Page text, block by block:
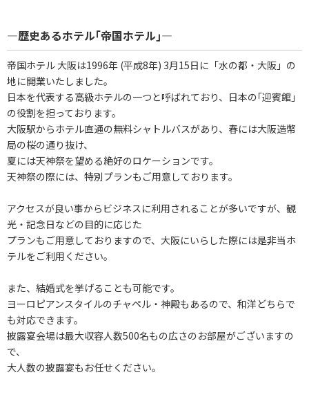
―歴史あるホテル｢帝国ホテル｣―
帝国ホテル 大阪は1996年 (平成8年) 3月15日に「水の都・大阪」の
地に開業いたしました。
日本を代表する高級ホテルの一つと呼ばれており、日本の｢迎賓館｣
の役割を担っております。
大阪駅からホテル直通の無料シャトルバスがあり、春には大阪造幣
局の桜の通り抜け、
夏には天神祭を望める絶好のロケーションです。
天神祭の際には、特別プランもご用意しております。
アクセスが良い事からビジネスに利用されることが多いですが、観
光・記念日などの目的に応じた
プランもご用意しておりますので、大阪にいらした際には是非当ホ
テルをご利用ください。
また、結婚式を挙げることも可能です。
ヨーロピアンスタイルのチャペル・神殿もあるので、和洋どちらで
も対応できます。
披露宴会場は最大収容人数500名もの広さのお部屋がございますの
で、
大人数の披露宴もお任せください。